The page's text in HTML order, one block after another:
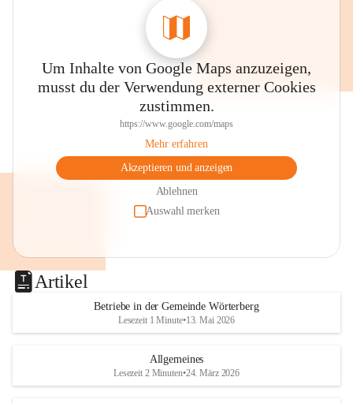
Um Inhalte von Google Maps anzuzeigen,
musst du der Verwendung externer Cookies
zustimmen.
https://www.google.com/maps
Mehr erfahren
Akzeptieren und anzeigen
Ablehnen
Auswahl merken
Artikel
Betriebe in der Gemeinde Wörterberg
Lesezeit 1 Minute•13. Mai 2026
Allgemeines
Lesezeit 2 Minuten•24. März 2026